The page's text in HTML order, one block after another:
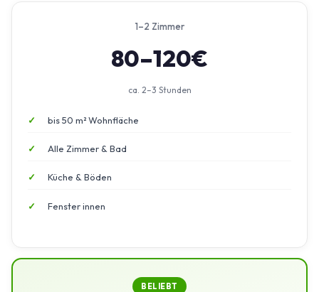
1–2 Zimmer
80–120€
ca. 2–3 Stunden
bis 50 m² Wohnfläche
Alle Zimmer & Bad
Küche & Böden
Fenster innen
BELIEBT